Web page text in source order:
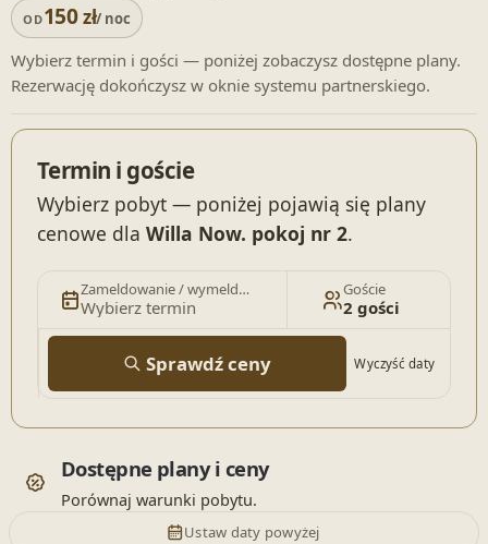
OD150zł/ noc
Wybierz termin i gości — poniżej zobaczysz dostępne plany.
Rezerwację dokończysz w oknie systemu partnerskiego.
Termin i goście
Wybierz pobyt — poniżej pojawią się plany
cenowe dla Willa Now. pokoj nr 2.
Zameldowanie / wymeldowanie
Wybierz termin
Goście
2 gości
Sprawdź ceny Wyczyść daty
Dostępne plany i ceny
Porównaj warunki pobytu.
Ustaw daty powyżej